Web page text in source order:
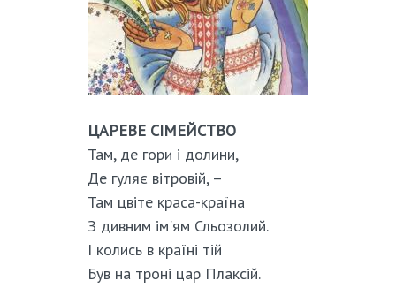
ЦАРЕВЕ СІМЕЙСТВО
Там, де гори і долини,
Де гуляє вітровій, –
Там цвіте краса-країна
З дивним ім'ям Сльозолий.
І колись в країні тій
Був на троні цар Плаксій.